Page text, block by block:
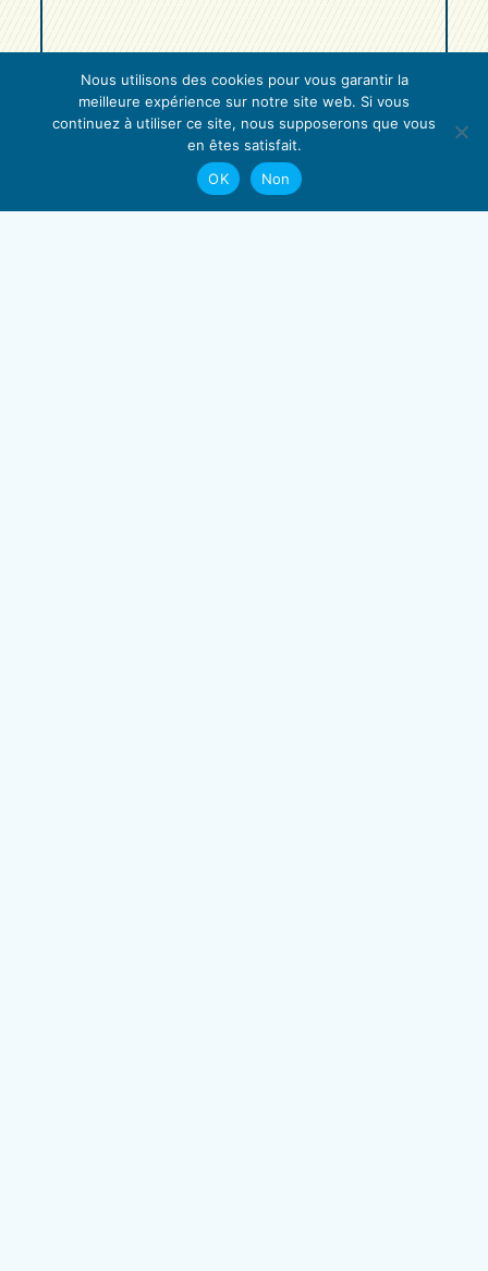
Nous utilisons des cookies pour vous garantir la
meilleure expérience sur notre site web. Si vous
continuez à utiliser ce site, nous supposerons que vous
en êtes satisfait.
OK
Non